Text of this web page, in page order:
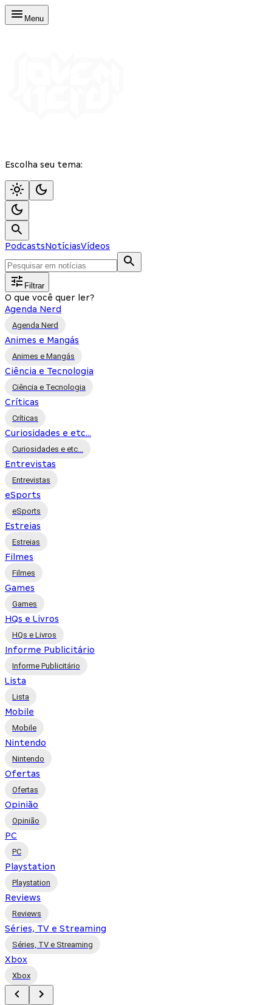
Menu
Escolha seu tema:
PodcastsNotíciasVídeos
Filtrar
O que você quer ler?
Agenda Nerd
Agenda Nerd
Animes e Mangás
Animes e Mangás
Ciência e Tecnologia
Ciência e Tecnologia
Críticas
Críticas
Curiosidades e etc...
Curiosidades e etc...
Entrevistas
Entrevistas
eSports
eSports
Estreias
Estreias
Filmes
Filmes
Games
Games
HQs e Livros
HQs e Livros
Informe Publicitário
Informe Publicitário
Lista
Lista
Mobile
Mobile
Nintendo
Nintendo
Ofertas
Ofertas
Opinião
Opinião
PC
PC
Playstation
Playstation
Reviews
Reviews
Séries, TV e Streaming
Séries, TV e Streaming
Xbox
Xbox